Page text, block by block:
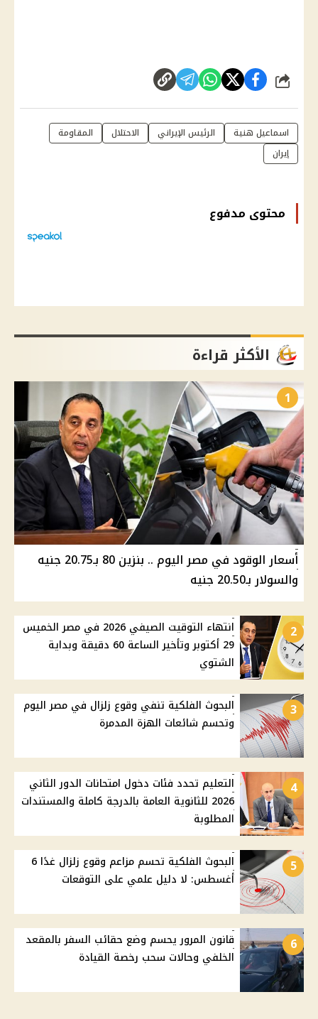
شارك
اسماعيل هنية الرئيس الإيراني الاحتلال
المقاومة
إيران
محتوى مدفوع
الأكثر قراءة
1
أسعار الوقود في مصر اليوم .. بنزين 80 بـ20.75 جنيه
والسولار بـ20.50 جنيه
2
انتهاء التوقيت الصيفي 2026 في مصر الخميس
29 أكتوبر وتأخير الساعة 60 دقيقة وبداية
الشتوي
3
البحوث الفلكية تنفي وقوع زلزال في مصر اليوم
وتحسم شائعات الهزة المدمرة
4
التعليم تحدد فئات دخول امتحانات الدور الثاني
2026 للثانوية العامة بالدرجة كاملة والمستندات
المطلوبة
5
البحوث الفلكية تحسم مزاعم وقوع زلزال غدًا 6
أغسطس: لا دليل علمي على التوقعات
6
قانون المرور يحسم وضع حقائب السفر بالمقعد
الخلفي وحالات سحب رخصة القيادة